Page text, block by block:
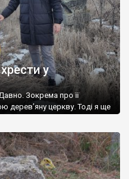
у
Зокрема про її
церкву. Тоді я ще
Інкогніта провела облікову
із повітря, за